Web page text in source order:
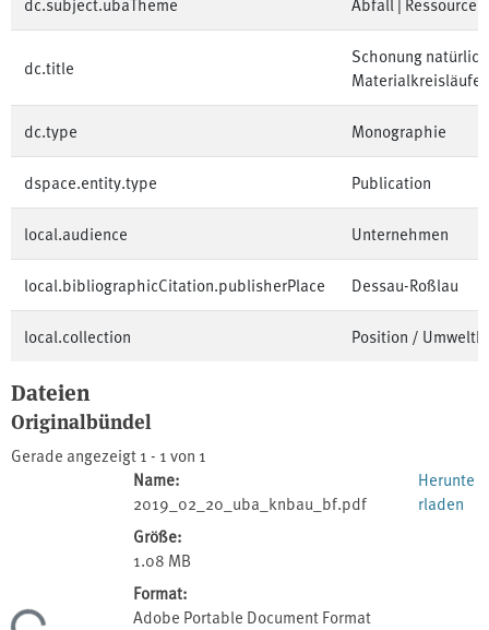
dc.title
Schonung
Materialkreisläufe
dc.type Monographie
dspace.entity.type Publication
local.audience Unternehmen
local.bibliographicCitation.publisherPlace Dessau-Roßlau
local.collection Position /
Dateien
Originalbündel
Gerade angezeigt1 - 1 von 1
Name:
2019_02_20_uba_knbau_bf.pdf
Größe:
1.08 MB
Format:
Adobe Portable Document Format
Herunte
rladen